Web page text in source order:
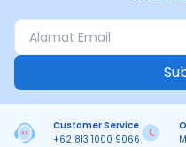
Customer Service
+62 813 1000 9066